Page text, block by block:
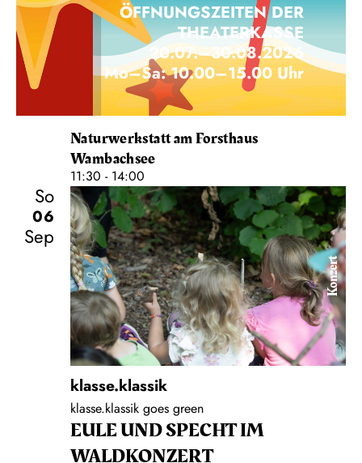
ÖFFNUNGSZEITEN DER
THEATERKASSE
20.07.–30.08.2026
Mo–Sa: 10.00–15.00 Uhr
Naturwerkstatt am Forsthaus
Wambachsee
11:30 - 14:00
So
06
Sep
Konzert
klasse.klassik
klasse.klassik goes green
EULE UND SPECHT IM
WALDKONZERT